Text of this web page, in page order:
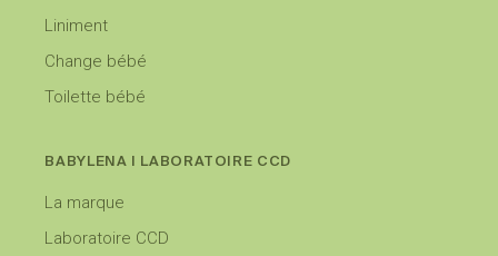
Liniment
Change bébé
Toilette bébé
BABYLENA I LABORATOIRE CCD
La marque
Laboratoire CCD